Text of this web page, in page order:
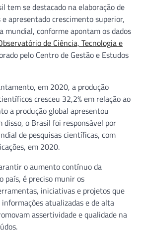
tem se destacado na elaboração de
apresentado crescimento superior,
mundial, conforme apontam os dados
de Ciência, Tecnologia e
pelo Centro de Gestão e Estudos
em 2020, a produção
cresceu 32,2% em relação ao
a produção global apresentou
disso, o Brasil foi responsável por
de pesquisas científicas, com
em 2020.
o aumento contínuo da
país, é preciso munir os
iniciativas e projetos que
atualizadas e de alta
assertividade e qualidade na